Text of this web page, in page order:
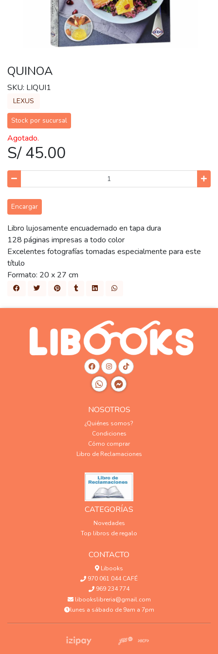
QUINOA
SKU: LIQUI1
LEXUS
Stock por sucursal
Agotado.
S/ 45.00
Encargar
Libro lujosamente encuadernado en tapa dura
128 páginas impresas a todo color
Excelentes fotografías tomadas especialmente para este
título
Formato: 20 x 27 cm
NOSOTROS
¿Quiénes somos?
Condiciones
Cómo comprar
Libro de Reclamaciones
CATEGORÍAS
Novedades
Top libros de regalo
CONTACTO
Libooks
970 061 044 CAFÉ
969 234 774
libookslibreria@gmail.com
lunes a sábado de 9am a 7pm